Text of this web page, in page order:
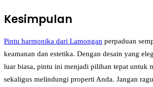
Kesimpulan
Pintu harmonika dari Lamongan perpaduan
keamanan dan estetika. Dengan desain yang
luar biasa, pintu ini menjadi pilihan tepat untuk
sekaligus melindungi properti Anda. Jangan